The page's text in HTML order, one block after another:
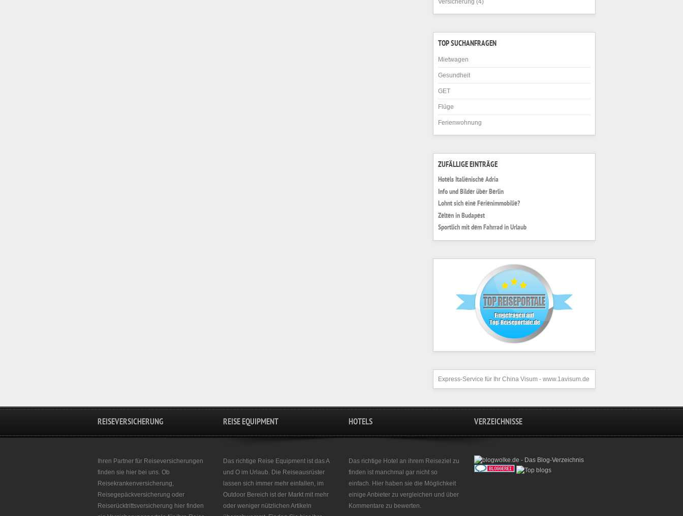
Versicherung (4)
TOP SUCHANFRAGEN
Mietwagen
Gesundheit
GET
Flüge
Ferienwohnung
ZUFÄLLIGE EINTRÄGE
Hotels Italienische Adria
Info und Bilder über Berlin
Lohnt sich eine Ferienimmobilie?
Zelten in Budapest
Sportlich mit dem Fahrrad in Urlaub
Express-Service für Ihr China Visum - www.1avisum.de
REISEVERSICHERUNG
Ihren Partner für Reiseversicherungen
finden sie hier bei uns. Ob
Reisekrankenversicherung,
Reisegepäckversicherung oder
Reiserücktrittsversicherung hier finden
REISE EQUIPMENT
Das richtige Reise Equipment ist das A
und O im Urlaub. Die Reiseausrüster
lassen sich immer mehr einfallen, im
Outdoor Bereich ist der Markt mit mehr
oder weniger nützlichen Artikeln
HOTELS
Das richtige Hotel an ihrem Reiseziel zu
finden ist manchmal gar nicht so
einfach. Hier haben sie die Möglichkeit
einige Anbieter zu vergleichen und über
Kommentare zu bewerten.
VERZEICHNISSE